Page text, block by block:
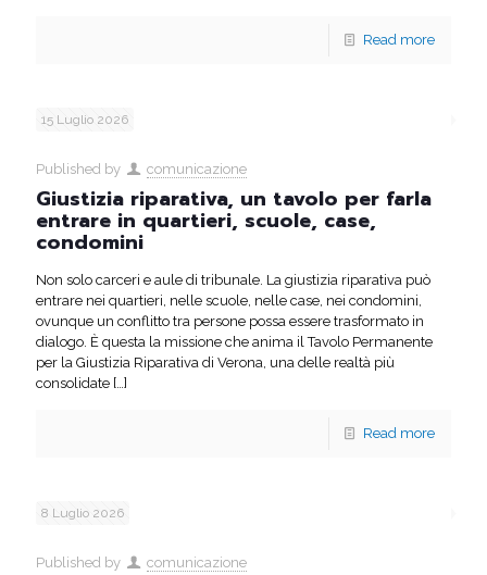
Read more
15 Luglio 2026
Published by comunicazione
Giustizia riparativa, un tavolo per farla
entrare in quartieri, scuole, case,
condomini
Non solo carceri e aule di tribunale. La giustizia riparativa può
entrare nei quartieri, nelle scuole, nelle case, nei condomini,
ovunque un conflitto tra persone possa essere trasformato in
dialogo. È questa la missione che anima il Tavolo Permanente
per la Giustizia Riparativa di Verona, una delle realtà più
consolidate […]
Read more
8 Luglio 2026
Published by comunicazione